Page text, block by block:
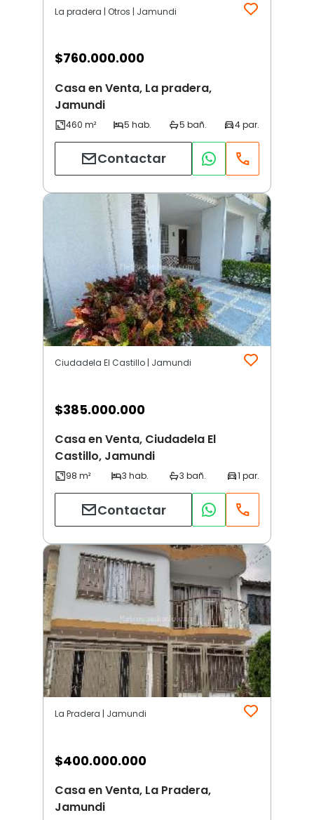
La pradera | Otros | Jamundi
$760.000.000
Casa en Venta, La pradera,
Jamundi
Contactar
Ciudadela El Castillo | Jamundi
$385.000.000
Casa en Venta, Ciudadela El
Castillo, Jamundi
Contactar
La Pradera | Jamundi
$400.000.000
Casa en Venta, La Pradera,
Jamundi